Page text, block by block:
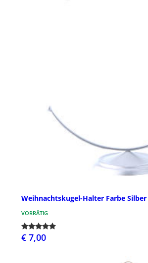
Weihnachtskugel-Halter Farbe
VORRÄTIG
€ 7,00